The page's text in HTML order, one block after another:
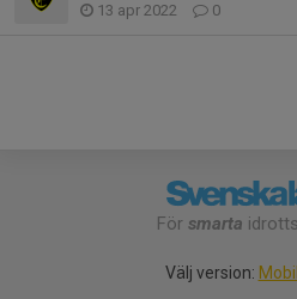
13 apr 2022 0
För smarta
Välj version: Mobil